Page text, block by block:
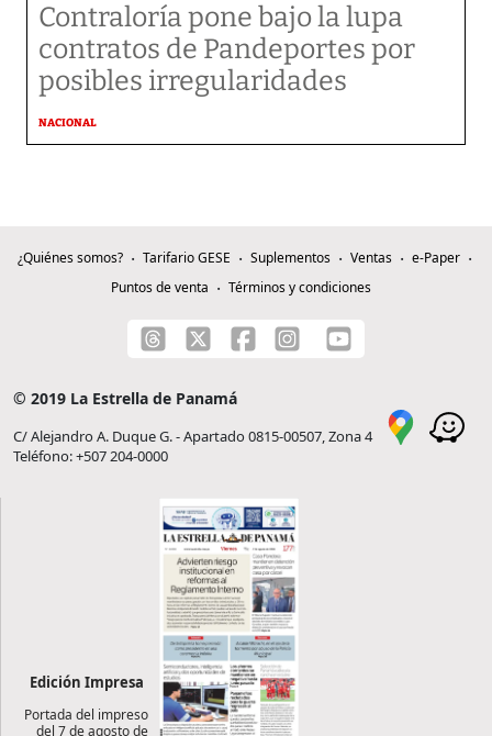
Contraloría pone bajo la lupa
contratos de Pandeportes por
posibles irregularidades
NACIONAL
¿Quiénes somos? Tarifario GESE Suplementos Ventas
e-Paper
Puntos de venta
Términos y condiciones
© 2019 La Estrella de Panamá
C/ Alejandro A. Duque G. - Apartado 0815-00507, Zona 4
Teléfono: +507 204-0000
Edición Impresa
Portada del impreso
del 7 de agosto de